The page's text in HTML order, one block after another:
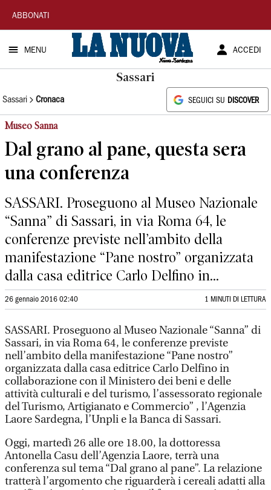
La
Nuova
Sardegna
ABBONATI
MENU ACCEDI
Sassari
Sassari Cronaca SEGUICI SU DISCOVER
Museo Sanna
Dal grano al pane, questa sera
una conferenza
SASSARI. Proseguono al Museo Nazionale
“Sanna” di Sassari, in via Roma 64, le
conferenze previste nell’ambito della
manifestazione “Pane nostro” organizzata
dalla casa editrice Carlo Delfino in...
26 gennaio 2016 02:40 1 MINUTI DI LETTURA
SASSARI. Proseguono al Museo Nazionale “Sanna” di
Sassari, in via Roma 64, le conferenze previste
nell’ambito della manifestazione “Pane nostro”
organizzata dalla casa editrice Carlo Delfino in
collaborazione con il Ministero dei beni e delle
attività culturali e del turismo, l’assessorato regionale
del Turismo, Artigianato e Commercio” , l’Agenzia
Laore Sardegna, l’Unpli e la Banca di Sassari.
Oggi, martedì 26 alle ore 18.00, la dottoressa
Antonella Casu dell’Agenzia Laore, terrà una
conferenza sul tema “Dal grano al pane”. La relazione
tratterà l’argomento che riguarderà i cereali adatti alla